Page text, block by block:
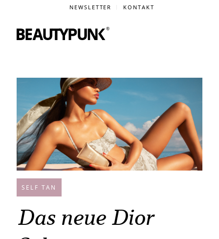
NEWSLETTER KONTAKT
SELF TAN
Das neue Dior